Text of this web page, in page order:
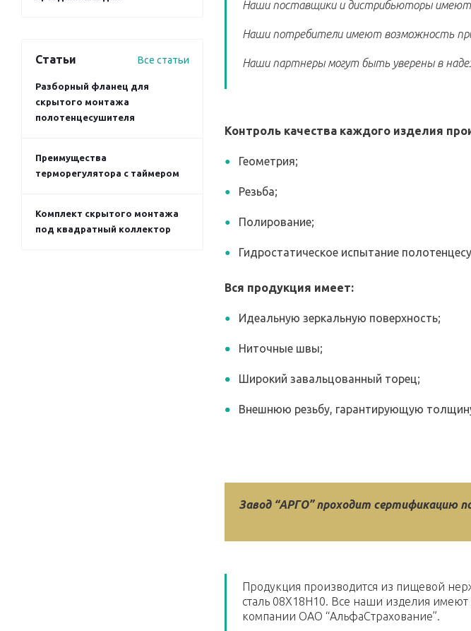
Наши поставщики и дистрибьюторы
Наши потребители имеют возможность
Наши партнеры могут быть уверены в
Контроль качества каждого изделия
Геометрия;
Резьба;
Полирование;
Гидростатическое испытание
Вся продукция имеет:
Идеальную зеркальную поверхность;
Ниточные швы;
Широкий завальцованный торец;
Внешнюю резьбу, гарантирующую
Завод “АРГО” проходит сертификацию
Продукция производится из пищевой
сталь 08Х18Н10. Все наши изделия имеют
компании ОАО “АльфаСтрахование”.
Статьи Все статьи
Разборный фланец для
скрытого монтажа
полотенцесушителя
Преимущества
терморегулятора с таймером
Комплект скрытого монтажа
под квадратный коллектор